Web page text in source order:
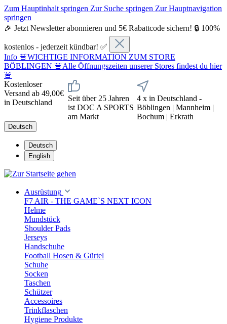
Zum Hauptinhalt springen Zur Suche springen Zur Hauptnavigation
springen
🎉 Jetzt Newsletter abonnieren und 5€ Rabattcode sichern! 🔒 100%
kostenlos - jederzeit kündbar! ✅
Info 🚨WICHTIGE INFORMATION ZUM STORE
BÖBLINGEN 🚨Alle Öffnungszeiten unserer Stores findest du hier
🚨
Kostenloser
Versand ab 49,00€
in Deutschland
Seit über 25 Jahren
ist DOC A SPORTS
am Markt
4 x in Deutschland -
Böblingen | Mannheim |
Bochum | Erkrath
Deutsch
Deutsch
English
Ausrüstung
F7 AIR - THE GAME`S NEXT ICON
Helme
Mundstück
Shoulder Pads
Jerseys
Handschuhe
Football Hosen & Gürtel
Schuhe
Socken
Taschen
Schützer
Accessoires
Trinkflaschen
Hygiene Produkte